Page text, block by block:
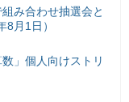
み合わせ抽選会と
月1日）
」個人向けストリ